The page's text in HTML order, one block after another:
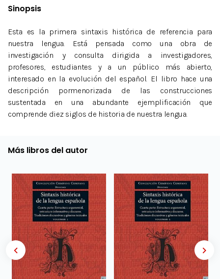
Sinopsis
Esta es la primera sintaxis histórica de referencia para
nuestra lengua. Está pensada como una obra de
investigación y consulta dirigida a investigadores,
profesores, estudiantes y a un público más abierto,
interesado en la evolución del español. El libro hace una
descripción pormenorizada de las construcciones
sustentada en una abundante ejemplificación que
comprende diez siglos de historia de nuestra lengua.
Más libros del autor